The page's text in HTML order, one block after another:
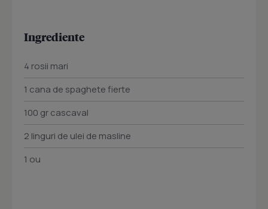
Ingrediente
4 rosii mari
1 cana de spaghete fierte
100 gr cascaval
2 linguri de ulei de masline
1 ou